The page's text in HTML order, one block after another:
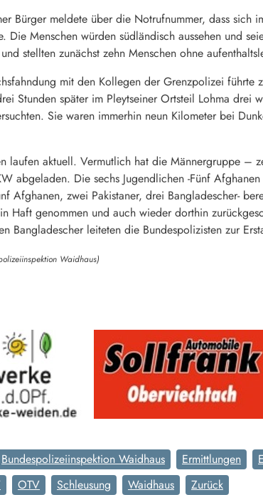
Bürger meldete über die Notrufnummer, dass sich
Die Menschen würden südländisch aussehen und
stellten zunächst zehn Menschen ohne
mit den Kollegen der Grenzpolizei
Stunden später im Pleytseiner Ortsteil Lohma
Sie waren immerhin neun Kilometer bei
laufen aktuell. Vermutlich hat die Männergruppe –
abgeladen. Die sechs Jugendlichen -Fünf
Afghanen, zwei Pakistaner, drei Bangladescher-
Haft genommen und auch wieder dorthin
Bangladescher leiteten die Bundespolizisten zur
Waidhaus)
Bundespolizeiinspektion Waidhaus Ermittlungen
OTV Schleusung Waidhaus Zurück